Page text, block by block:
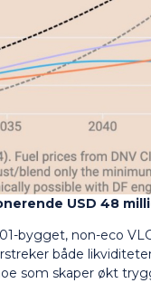
USD 48
bygget, non-eco
både
som skaper økt